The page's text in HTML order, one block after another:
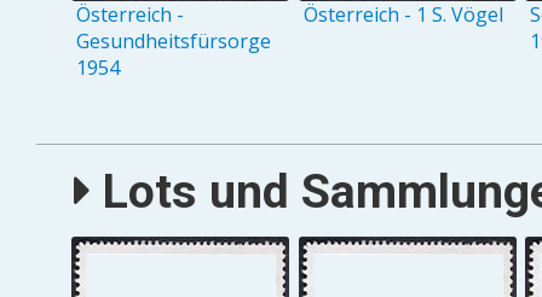
Österreich -
Gesundheitsfürsorge
1954
Österreich - 1 S. Vögel
Lots und